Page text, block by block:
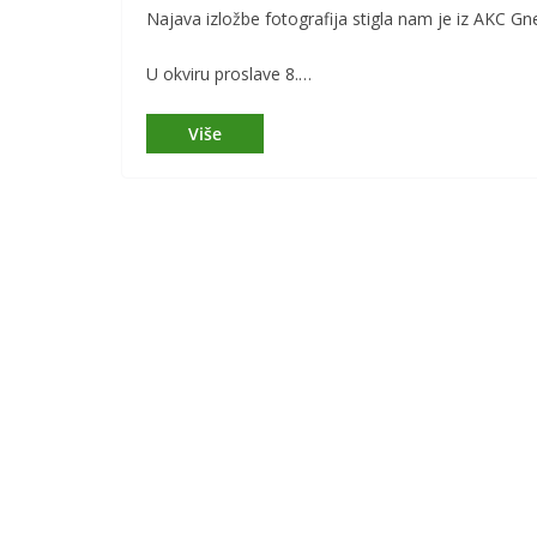
Najava izložbe fotografija stigla nam je iz AKC
U okviru proslave 8.…